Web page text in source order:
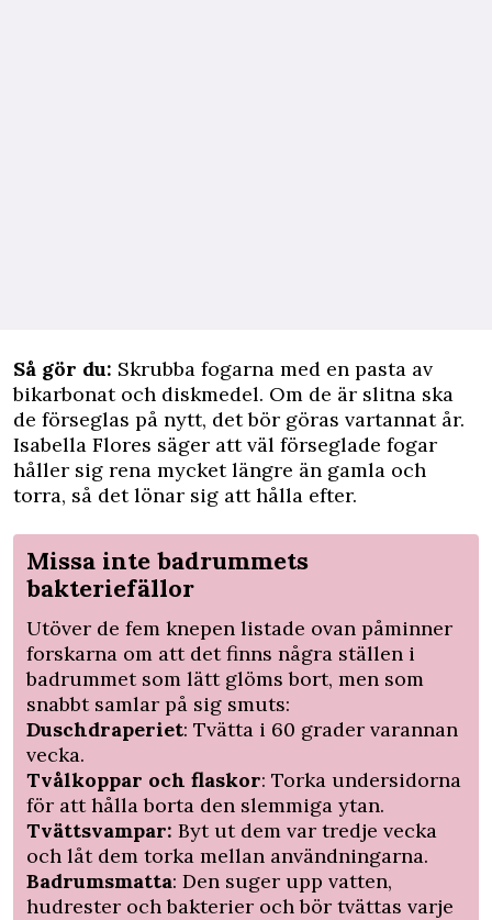
Så gör du: Skrubba fogarna med en pasta av
bikarbonat och diskmedel. Om de är slitna ska
de förseglas på nytt, det bör göras vartannat år.
Isabella Flores säger att väl förseglade fogar
håller sig rena mycket längre än gamla och
torra, så det lönar sig att hålla efter.
Missa inte badrummets
bakteriefällor
Utöver de fem knepen listade ovan påminner
forskarna om att det finns några ställen i
badrummet som lätt glöms bort, men som
snabbt samlar på sig smuts:
Duschdraperiet: Tvätta i 60 grader varannan
vecka.
Tvålkoppar och flaskor: Torka undersidorna
för att hålla borta den slemmiga ytan.
Tvättsvampar: Byt ut dem var tredje vecka
och låt dem torka mellan användningarna.
Badrumsmatta: Den suger upp vatten,
hudrester och bakterier och bör tvättas varje